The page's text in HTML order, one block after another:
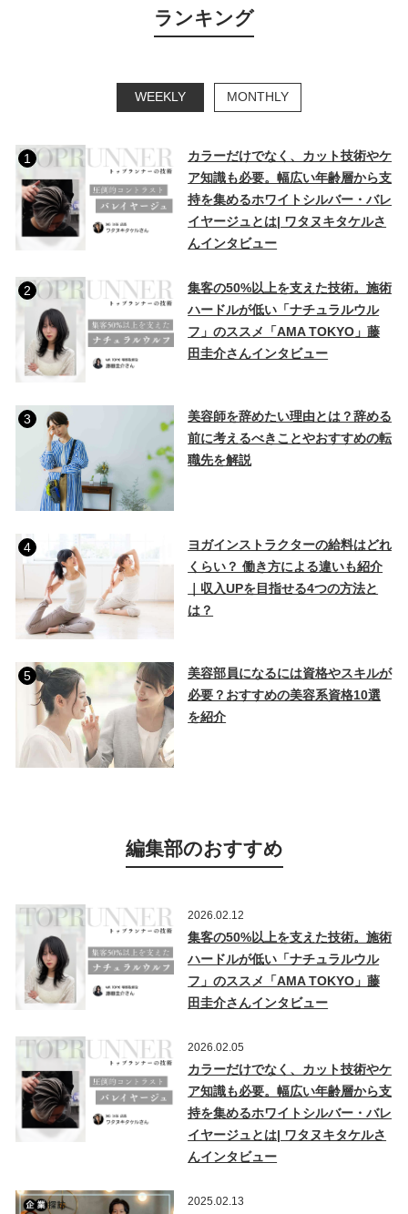
ランキング
WEEKLY MONTHLY
1
カラーだけでなく、カット技術やケ
ア知識も必要。幅広い年齢層から支
持を集めるホワイトシルバー・バレ
イヤージュとは| ワタヌキタケルさ
んインタビュー
2
集客の50%以上を支えた技術。施術
ハードルが低い「ナチュラルウル
フ」のススメ「AMA TOKYO」藤
田圭介さんインタビュー
3
美容師を辞めたい理由とは？辞める
前に考えるべきことやおすすめの転
職先を解説
4
ヨガインストラクターの給料はどれ
くらい？ 働き方による違いも紹介
｜収入UPを目指せる4つの方法と
は？
5
美容部員になるには資格やスキルが
必要？おすすめの美容系資格10選
を紹介
編集部のおすすめ
2026.02.12
集客の50%以上を支えた技術。施術
ハードルが低い「ナチュラルウル
フ」のススメ「AMA TOKYO」藤
田圭介さんインタビュー
2026.02.05
カラーだけでなく、カット技術やケ
ア知識も必要。幅広い年齢層から支
持を集めるホワイトシルバー・バレ
イヤージュとは| ワタヌキタケルさ
んインタビュー
2025.02.13